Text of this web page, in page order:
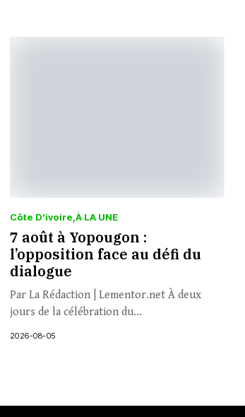
Côte D’ivoire À LA UNE
7 août à Yopougon :
l’opposition face au défi du
dialogue
Par La Rédaction | Lementor.net À deux
jours de la célébration du...
2026-08-05